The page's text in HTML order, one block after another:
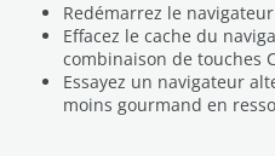
Redémarrez le
Effacez le cache du
combinaison de touches
Essayez un navigateur
moins gourmand en